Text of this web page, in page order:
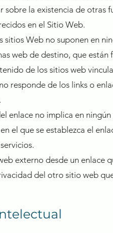
sobre la existencia de otras
en el Sitio Web.
sitios Web no suponen en
web de destino, que
de los sitios web
responde de los links o
enlace no implica en
el que se establezca el
externo desde un enlace
del otro sitio web